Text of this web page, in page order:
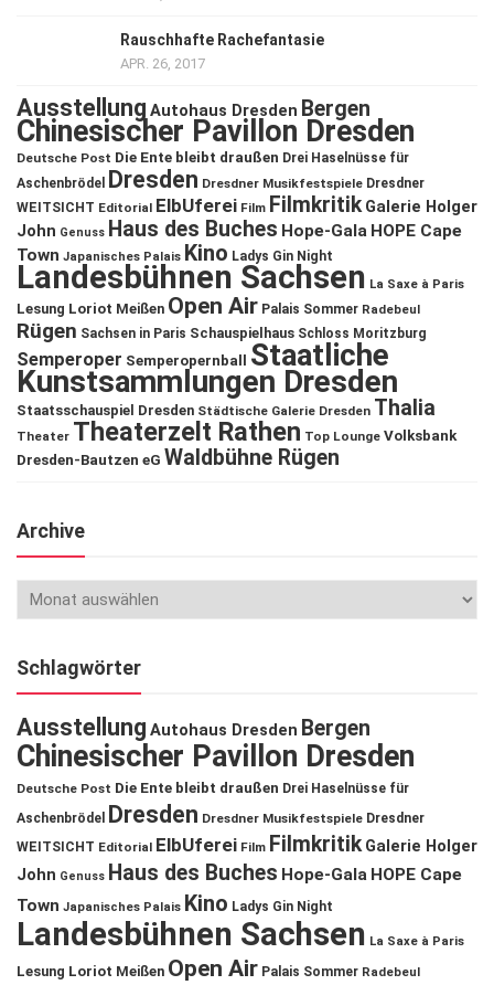
Rauschhafte Rachefantasie
APR. 26, 2017
Ausstellung Autohaus Dresden Bergen
Chinesischer Pavillon Dresden
Deutsche Post Die Ente bleibt draußen Drei Haselnüsse für
Aschenbrödel
Dresden Dresdner Musikfestspiele Dresdner
WEITSICHT Editorial ElbUferei Film Filmkritik Galerie Holger
John Genuss Haus des Buches Hope-Gala HOPE Cape
Town Japanisches Palais Kino Ladys Gin Night
Landesbühnen Sachsen La Saxe à Paris
Lesung Loriot Meißen Open Air Palais Sommer Radebeul
Rügen Sachsen in Paris Schauspielhaus Schloss Moritzburg
Semperoper Semperopernball Staatliche
Kunstsammlungen Dresden
Staatsschauspiel Dresden Städtische Galerie Dresden Thalia
Theater Theaterzelt Rathen Top Lounge Volksbank
Dresden-Bautzen eG Waldbühne Rügen
Archive
Schlagwörter
Ausstellung Autohaus Dresden Bergen
Chinesischer Pavillon Dresden
Deutsche Post Die Ente bleibt draußen Drei Haselnüsse für
Aschenbrödel
Dresden Dresdner Musikfestspiele Dresdner
WEITSICHT Editorial ElbUferei Film Filmkritik Galerie Holger
John Genuss Haus des Buches Hope-Gala HOPE Cape
Town Japanisches Palais Kino Ladys Gin Night
Landesbühnen Sachsen La Saxe à Paris
Lesung Loriot Meißen Open Air Palais Sommer Radebeul